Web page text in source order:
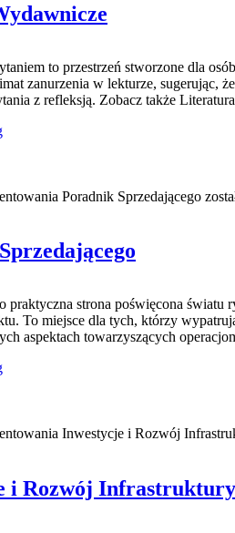
to przestrzeń stworzone dla
zanurzenia w lekturze, sugerując,
z refleksją. Zobacz także
Poradnik Sprzedającego
praktyczna strona poświęcona światu
To miejsce dla tych, którzy
aspektach towarzyszących
Inwestycje i Rozwój
i Rozwój Infrastruktury